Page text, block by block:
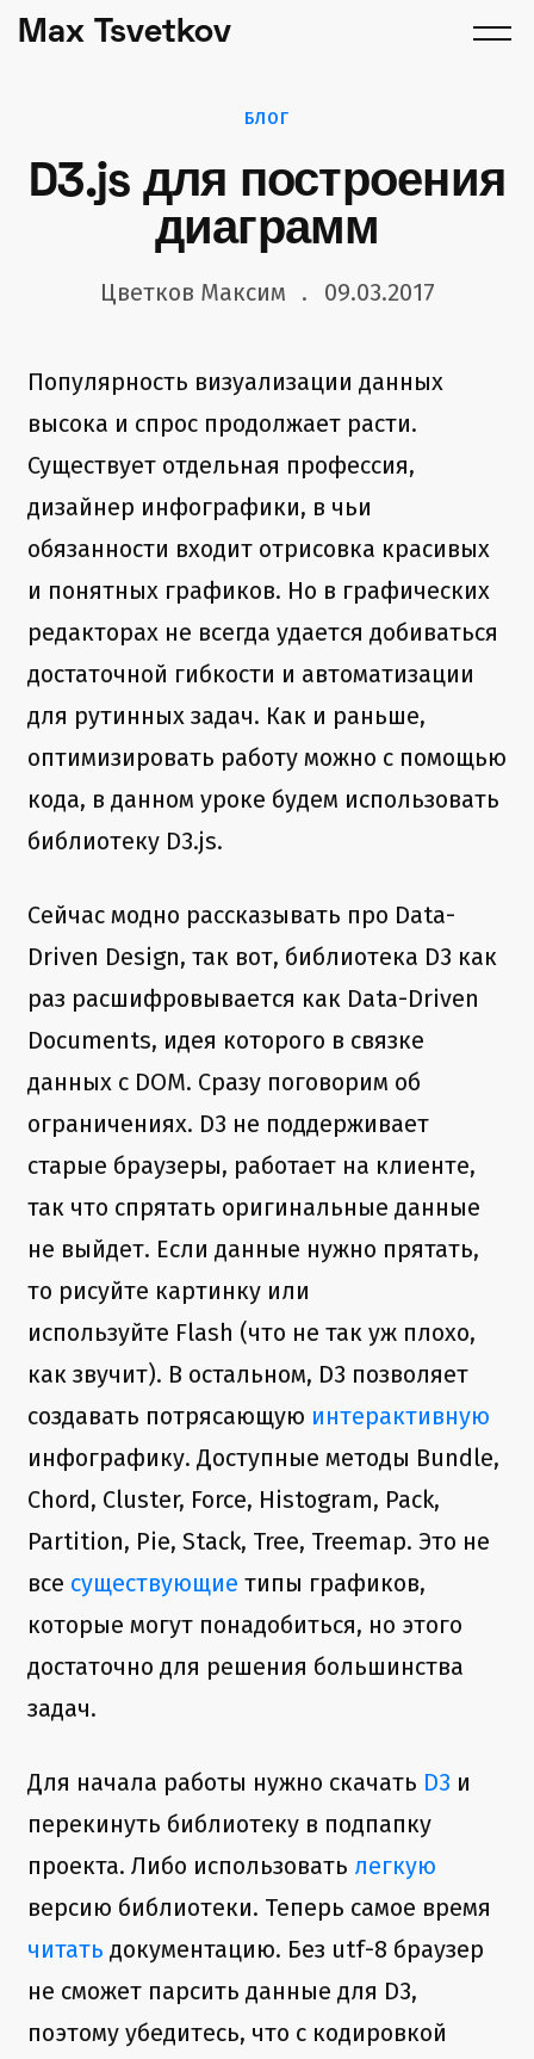
Max Tsvetkov
БЛОГ
D3.js для построения
диаграмм
Цветков Максим 09.03.2017
Популярность визуализации данных
высока и спрос продолжает расти.
Существует отдельная профессия,
дизайнер инфографики, в чьи
обязанности входит отрисовка красивых
и понятных графиков. Но в графических
редакторах не всегда удается добиваться
достаточной гибкости и автоматизации
для рутинных задач. Как и раньше,
оптимизировать работу можно с помощью
кода, в данном уроке будем использовать
библиотеку D3.js.
Сейчас модно рассказывать про Data-
Driven Design, так вот, библиотека D3 как
раз расшифровывается как Data-Driven
Documents, идея которого в связке
данных с DOM. Сразу поговорим об
ограничениях. D3 не поддерживает
старые браузеры, работает на клиенте,
так что спрятать оригинальные данные
не выйдет. Если данные нужно прятать,
то рисуйте картинку или
используйте Flash (что не так уж плохо,
как звучит). В остальном, D3 позволяет
создавать потрясающую интерактивную
инфографику. Доступные методы Bundle,
Chord, Cluster, Force, Histogram, Pack,
Partition, Pie, Stack, Tree, Treemap. Это не
все существующие типы графиков,
которые могут понадобиться, но этого
достаточно для решения большинства
задач.
Для начала работы нужно скачать D3 и
перекинуть библиотеку в подпапку
проекта. Либо использовать легкую
версию библиотеки. Теперь самое время
читать документацию. Без utf-8 браузер
не сможет парсить данные для D3,
поэтому убедитесь, что с кодировкой